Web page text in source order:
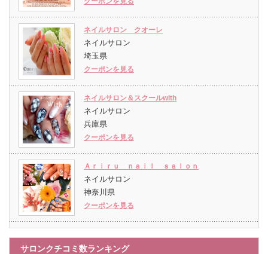
ネイルサロン クオーレ
ネイルサロン
埼玉県
クーポンを見る
ネイルサロン＆スクールwith
ネイルサロン
兵庫県
クーポンを見る
Ａｒｉｒｕ ｎａｉｌ ｓａｌｏｎ
ネイルサロン
神奈川県
クーポンを見る
サロンクチコミ数ランキング